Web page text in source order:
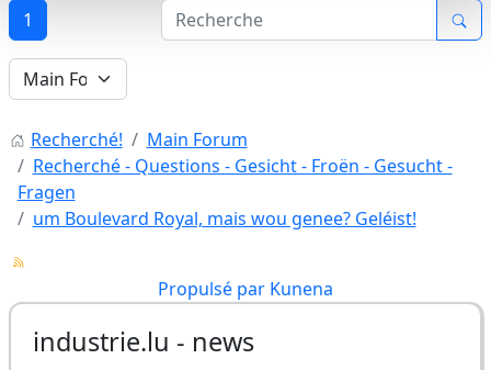
1
Recherché!
Main Forum
Recherché - Questions - Gesicht - Froën - Gesucht -
Fragen
um Boulevard Royal, mais wou genee? Geléist!
Propulsé par Kunena
industrie.lu - news